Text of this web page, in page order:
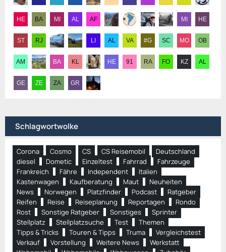
Schlagwortwolke
Corona Cosmo CS CS Reisemobil
Deutschland
diesel
Dometic Einzeltest Fahrrad
Fahrzeuge
Frankreich
Fähre Independent
Italien
Kastenwagen
Kaufberatung Maut
Neuheiten
News
Norwegen Platzfinder Podcast
Ratgeber
Reifen
Reise Reiseplanung Reportagen
Rondo
Rost
Sonstige Ratgeber Sonstiges
Sprinter
Stellplatz
Stellplatzsuche Test
Themen
Tipps & Tricks
Touren & Tipps Truma
Vergleichstest
Verkauf
Vorstellung Weitere News
Werkstatt